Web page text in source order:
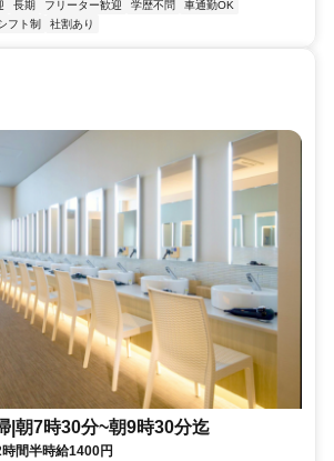
長期 フリーター歓迎 学歴不問
車通勤OK
フト制 社割あり
|朝7時30分~朝9時30分迄
間半時給1400円